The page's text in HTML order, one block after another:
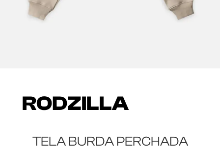
RODZILLA
TELA BURDA PERCHADA